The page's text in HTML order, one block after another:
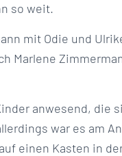
so weit.
mit Odie und
Marlene
anwesend, die
war es am
einen Kasten in